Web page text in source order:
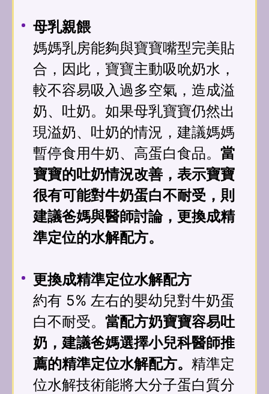
母乳親餵
媽媽乳房能夠與寶寶嘴型完美貼
合，因此，寶寶主動吸吮奶水，
較不容易吸入過多空氣，造成溢
奶、吐奶。如果母乳寶寶仍然出
現溢奶、吐奶的情況，建議媽媽
暫停食用牛奶、高蛋白食品。當
寶寶的吐奶情況改善，表示寶寶
很有可能對牛奶蛋白不耐受，則
建議爸媽與醫師討論，更換成精
準定位的水解配方。
更換成精準定位水解配方
約有 5% 左右的嬰幼兒對牛奶蛋
白不耐受。當配方奶寶寶容易吐
奶，建議爸媽選擇小兒科醫師推
薦的精準定位水解配方。精準定
位水解技術能將大分子蛋白質分